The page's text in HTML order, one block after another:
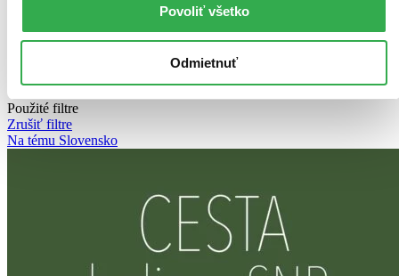
Povoliť všetko
Odmietnuť
Najdrahšie
Najlacnejšie
Použité filtre
Zrušiť filtre
Na tému Slovensko